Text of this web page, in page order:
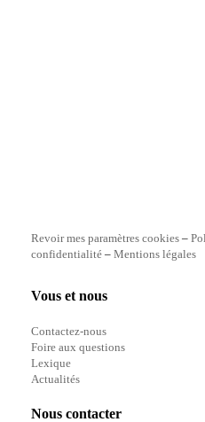
Revoir mes paramètres cookies–
confidentialité – Mentions légales
Vous et nous
Contactez-nous
Foire aux questions
Lexique
Actualités
Nous contacter